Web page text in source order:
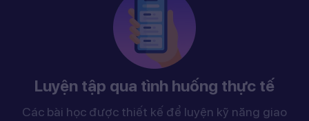
Luyện tập qua tình huống thực tế
Các bài học được thiết kế để luyện kỹ năng giao